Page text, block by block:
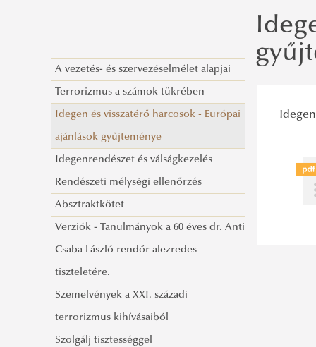
A vezetés- és szervezéselmélet alapjai
Terrorizmus a számok tükrében
Idegen és visszatérő harcosok - Európai
ajánlások gyűjteménye
Idegenrendészet és válságkezelés
Rendészeti mélységi ellenőrzés
Absztraktkötet
Verziók - Tanulmányok a 60 éves dr. Anti
Csaba László rendőr alezredes
tiszteletére.
Szemelvények a XXI. századi
terrorizmus kihívásaiból
Szolgálj tisztességgel